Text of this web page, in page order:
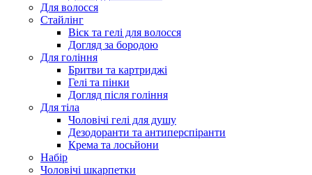
Для волосся
Стайлінг
Віск та гелі для волосся
Догляд за бородою
Для гоління
Бритви та картриджі
Гелі та пінки
Догляд після гоління
Для тіла
Чоловічі гелі для душу
Дезодоранти та антиперспіранти
Крема та лосьйони
Набір
Чоловічі шкарпетки